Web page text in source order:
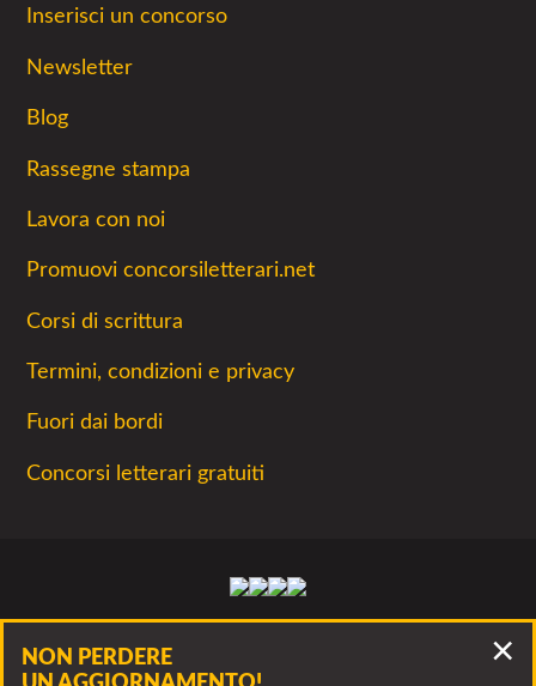
Inserisci un concorso
Newsletter
Blog
Rassegne stampa
Lavora con noi
Promuovi concorsiletterari.net
Corsi di scrittura
Termini, condizioni e privacy
Fuori dai bordi
Concorsi letterari gratuiti
Facebook
Twitter
Instagram
Youtube
permette di respirare
NON PERDERE